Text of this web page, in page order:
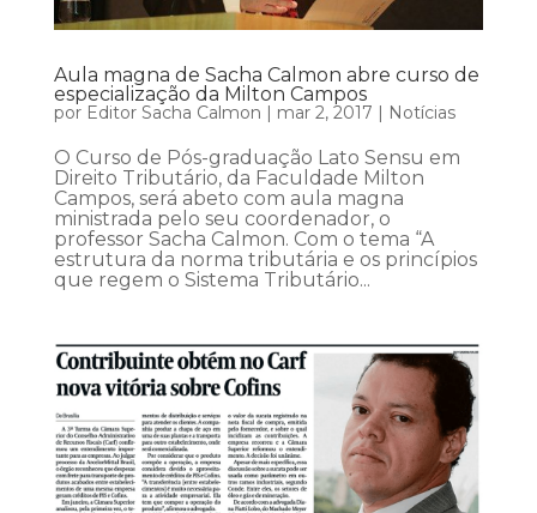
Aula magna de Sacha Calmon abre curso de
especialização da Milton Campos
por Editor Sacha Calmon | mar 2, 2017 | Notícias
O Curso de Pós-graduação Lato Sensu em
Direito Tributário, da Faculdade Milton
Campos, será abeto com aula magna
ministrada pelo seu coordenador, o
professor Sacha Calmon. Com o tema “A
estrutura da norma tributária e os princípios
que regem o Sistema Tributário...